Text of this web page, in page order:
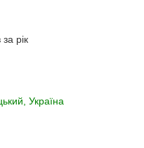
рік
Україна